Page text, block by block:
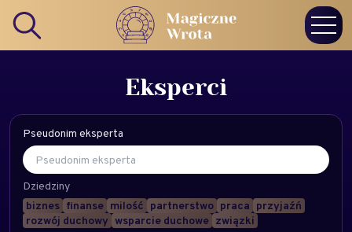
Eksperci
Pseudonim eksperta
Dziedziny
biznes finanse milość partnerstwo praca przyjaźń
rozwój duchowy wsparcie duchowe związki